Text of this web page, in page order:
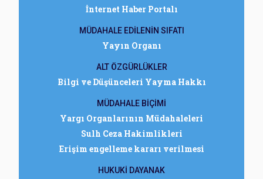
İnternet Haber Portalı
MÜDAHALE EDİLENİN SIFATI
Yayın Organı
ALT ÖZGÜRLÜKLER
Bilgi ve Düşünceleri Yayma Hakkı
MÜDAHALE BİÇİMİ
Yargı Organlarının Müdahaleleri
Sulh Ceza Hakimlikleri
Erişim engelleme kararı verilmesi
HUKUKİ DAYANAK